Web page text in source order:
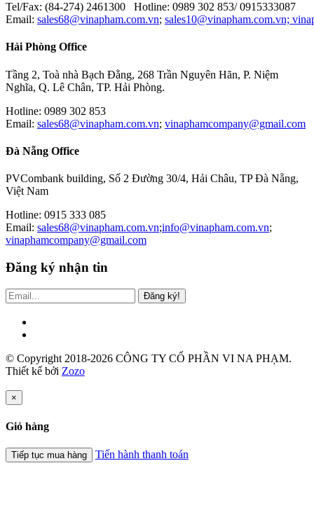
Tel/Fax: (84-274) 2461300 Hotline: 0989 302 853/ 0915333087
Email: sales68@vinapham.com.vn; sales10@vinapham.com.vn;
Hải Phòng Office
Tầng 2, Toà nhà Bạch Đằng, 268 Trần Nguyên Hãn, P. Niệm
Nghĩa, Q. Lê Chân, TP. Hải Phòng.
Hotline: 0989 302 853
Email: sales68@vinapham.com.vn; vinaphamcompany@gmail.com
Đà Nẵng Office
PVCombank building, Số 2 Đường 30/4, Hải Châu, TP Đà Nẵng,
Việt Nam
Hotline: 0915 333 085
Email: sales68@vinapham.com.vn;info@vinapham.com.vn;
vinaphamcompany@gmail.com
Đăng ký nhận tin
Đăng ký!
© Copyright 2018-2026 CÔNG TY CỔ PHẦN VI NA PHẠM.
Thiết kế bởi Zozo
×
Giỏ hàng
Tiếp tục mua hàng Tiến hành thanh toán